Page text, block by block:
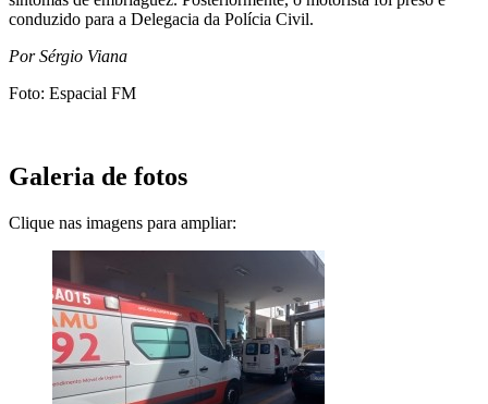
conduzido para a Delegacia da Polícia Civil.
Por Sérgio Viana
Foto: Espacial FM
Galeria de fotos
Clique nas imagens para ampliar: